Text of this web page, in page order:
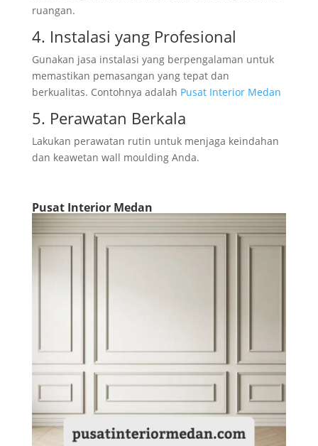
ruangan.
4. Instalasi yang Profesional
Gunakan jasa instalasi yang berpengalaman untuk
memastikan pemasangan yang tepat dan
berkualitas. Contohnya adalah Pusat Interior Medan
5. Perawatan Berkala
Lakukan perawatan rutin untuk menjaga keindahan
dan keawetan wall moulding Anda.
Pusat Interior Medan